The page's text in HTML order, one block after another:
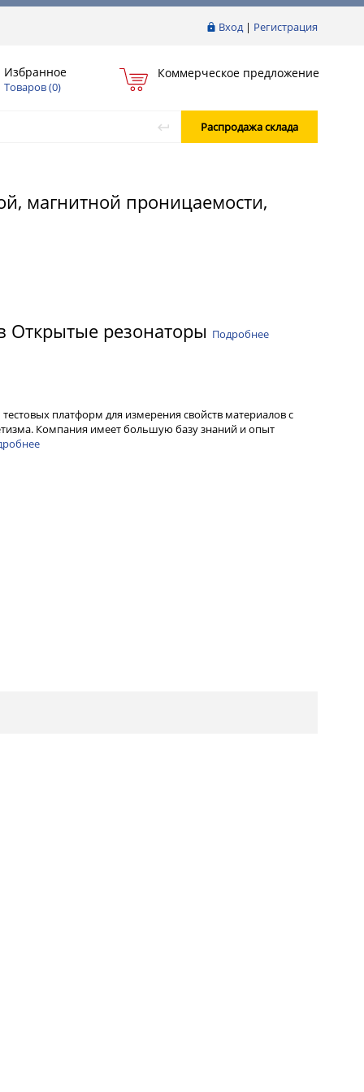
Вход| Регистрация
Избранное
Товаров (0)
Коммерческое предложение
Распродажа склада
магнитной проницаемости,
Открытые резонаторы Подробнее
платформ для измерения свойств материалов с
Компания имеет большую базу знаний и опыт